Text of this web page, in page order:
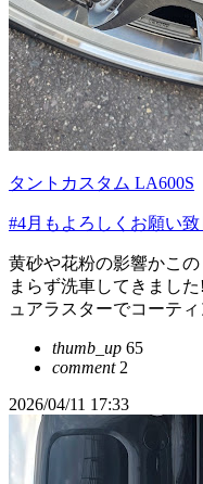
タントカスタム LA600S
#4月もよろしくお願い致
黄砂や花粉の影響かこ
まらず洗車してきまし
ュアラスターでコーテ
thumb_up 65
comment2
2026/04/11 17:33